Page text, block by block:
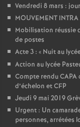
Vendredi 8 mars :
MOUVEMENT
Mobilisation réussie
de postes
Acte 3 : « Nuit au
Action au lycée
Compte rendu CAPA
d’échelon et CFP
Jeudi 9 mai 2019
Urgent : Un
personnes, arrétées